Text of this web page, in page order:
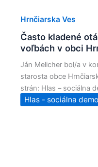
Hrnčiarska Ves
Často kladené
voľbách v obci
Ján Melicher bol/a v
starosta obce
strán: Hlas – sociálna
Hlas - sociálna